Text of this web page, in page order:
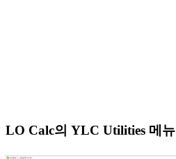
LO Calc의 YLC Utilities 메뉴